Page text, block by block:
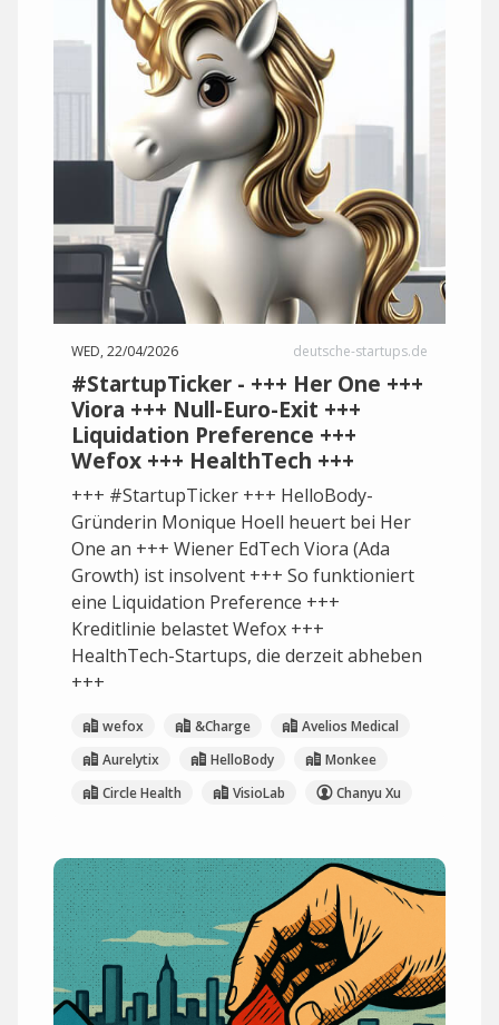
WED, 22/04/2026 deutsche-startups.de
#StartupTicker - +++ Her One +++
Viora +++ Null-Euro-Exit +++
Liquidation Preference +++
Wefox +++ HealthTech +++
+++ #StartupTicker +++ HelloBody-
Gründerin Monique Hoell heuert bei Her
One an +++ Wiener EdTech Viora (Ada
Growth) ist insolvent +++ So funktioniert
eine Liquidation Preference +++
Kreditlinie belastet Wefox +++
HealthTech-Startups, die derzeit abheben
+++
wefox &Charge
Avelios Medical
Aurelytix
HelloBody
Monkee
Circle Health
VisioLab Chanyu Xu